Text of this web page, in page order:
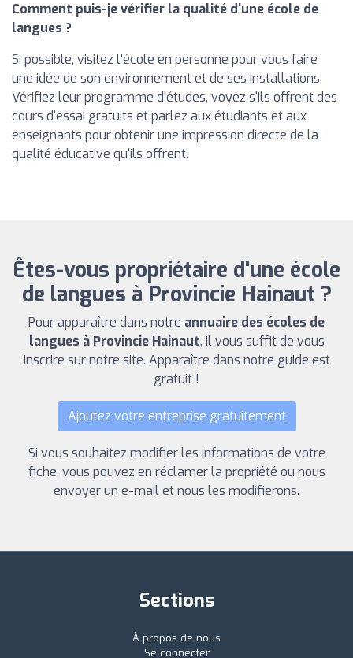
Comment puis-je vérifier la qualité d'une école de
langues ?
Si possible, visitez l'école en personne pour vous faire
une idée de son environnement et de ses installations.
Vérifiez leur programme d'études, voyez s'ils offrent des
cours d'essai gratuits et parlez aux étudiants et aux
enseignants pour obtenir une impression directe de la
qualité éducative qu'ils offrent.
Êtes-vous propriétaire d'une école
de langues à Provincie Hainaut ?
Pour apparaître dans notre annuaire des écoles de
langues à Provincie Hainaut, il vous suffit de vous
inscrire sur notre site. Apparaître dans notre guide est
gratuit !
Ajoutez votre entreprise gratuitement
Si vous souhaitez modifier les informations de votre
fiche, vous pouvez en réclamer la propriété ou nous
envoyer un e-mail et nous les modifierons.
Sections
À propos de nous
Se connecter